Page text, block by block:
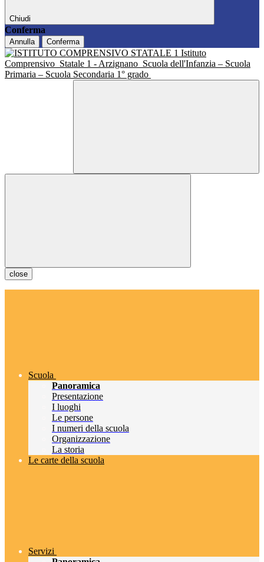
Chiudi
Conferma
Annulla Conferma
Istituto
Comprensivo Statale 1 - Arzignano Scuola dell'Infanzia – Scuola
Primaria – Scuola Secondaria 1° grado
close
Scuola
Panoramica
Presentazione
I luoghi
Le persone
I numeri della scuola
Organizzazione
La storia
Le carte della scuola
Servizi